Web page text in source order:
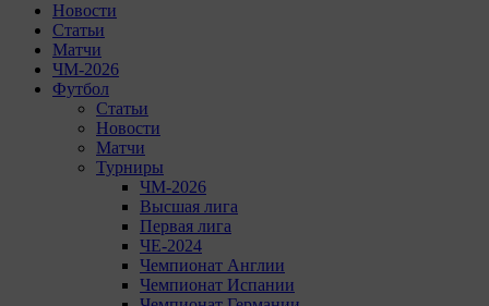
Новости
Статьи
Матчи
ЧМ-2026
Футбол
Статьи
Новости
Матчи
Турниры
ЧМ-2026
Высшая лига
Первая лига
ЧЕ-2024
Чемпионат Англии
Чемпионат Испании